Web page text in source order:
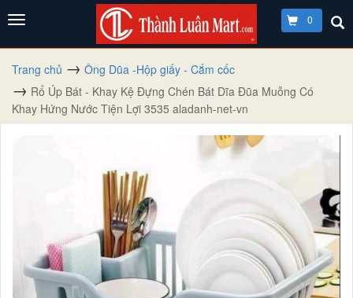
0
Trang chủ
Ông Dũa -Hộp giấy - Cắm cốc
Rổ Úp Bát - Khay Kệ Đựng Chén Bát Dĩa Đũa Muỗng Có
Khay Hứng Nước Tiện Lợi 3535 aladanh-net-vn